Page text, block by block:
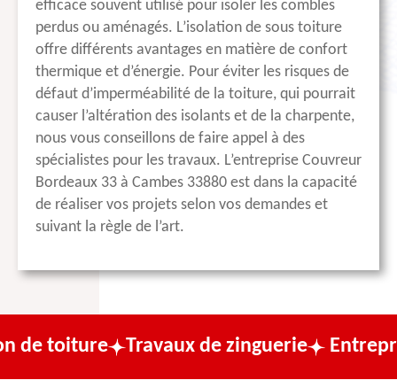
efficace souvent utilisé pour isoler les combles
perdus ou aménagés. L’isolation de sous toiture
offre différents avantages en matière de confort
thermique et d’énergie. Pour éviter les risques de
défaut d’imperméabilité de la toiture, qui pourrait
causer l’altération des isolants et de la charpente,
nous vous conseillons de faire appel à des
spécialistes pour les travaux. L’entreprise Couvreur
Bordeaux 33 à Cambes 33880 est dans la capacité
de réaliser vos projets selon vos demandes et
suivant la règle de l’art.
Travaux de zinguerie Entreprise de